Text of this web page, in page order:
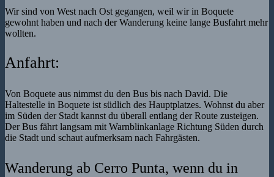
Wir sind von West nach Ost gegangen, weil wir in Boquete
gewohnt haben und nach der Wanderung keine lange Busfahrt mehr
wollten.
Anfahrt:
Von Boquete aus nimmst du den Bus bis nach David. Die
Haltestelle in Boquete ist südlich des Hauptplatzes. Wohnst du aber
im Süden der Stadt kannst du überall entlang der Route zusteigen.
Der Bus fährt langsam mit Warnblinkanlage Richtung Süden durch
die Stadt und schaut aufmerksam nach Fahrgästen.
Wanderung ab Cerro Punta, wenn du in